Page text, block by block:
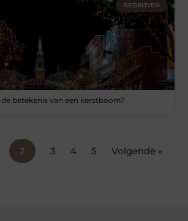
BEDRIJVEN
de betekenis van een kerstboom?
2 3 4 5 Volgende »